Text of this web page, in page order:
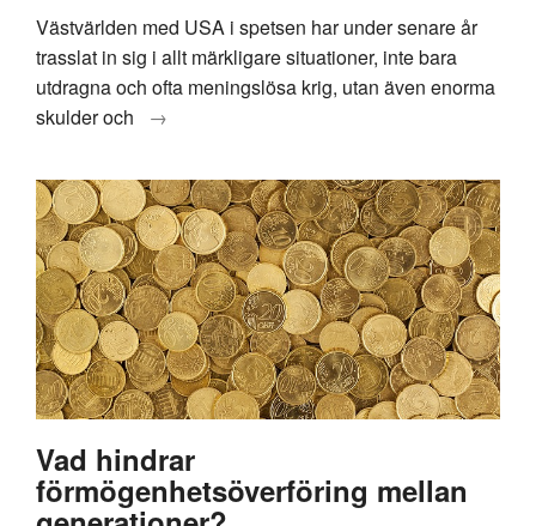
Västvärlden med USA i spetsen har under senare år
trasslat in sig i allt märkligare situationer, inte bara
utdragna och ofta meningslösa krig, utan även enorma
skulder och
→
Vad hindrar
förmögenhetsöverföring mellan